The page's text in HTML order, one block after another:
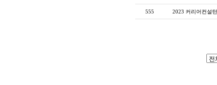
555 2023 커리어컨설